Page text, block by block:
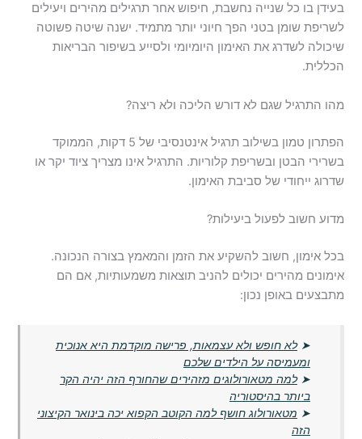
בעידן בו כל שנייה נחשבת, חיפוש אחר תרגילים מהירים ויעילים
לשריפת שומן בטני הפך חיוני יותר מתמיד. ישנה שיטה פשוטה
שיכולה לשדרג את האימון היומיומי ולסייע בשיפור הבריאות
הכללית.
מהו התרגיל שגם לא דורש הליכה ולא ריצה?
הפתרון טמון בשילוב תרגיל אינטנסיבי של 5 דקות, הממוקד
בשרירי הבטן ובשריפת קלוריות. התרגיל אינו מצריך ציוד יקר או
שדרוג ייחודי של סביבת האימון.
מדוע חשוב לפעול ביעילות?
בכל אימון, חשוב להשקיע את הזמן והמאמץ בצורה הנכונה.
אימונים מהירים יכולים להניב תוצאות משמעותיות, אם הם
מתבצעים באופן נכון:
➤לא חופש ולא עצמאות, פרישה מוקדמת היא אנוכית
ומעמיסה על הילדים שלכם
➤למה מטאורולוגים מזהירים שהחורף הזה יהיה הקר
ביותר בהיסטוריה
➤ מטאורולוג חושף למה הקוטב הקפוא יכה בינואר הקיצוני
הזה